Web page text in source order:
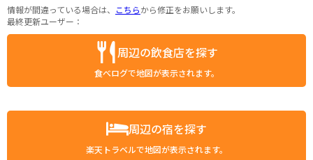
情報が間違っている場合は、 こちらから修正をお願いします。
最終更新ユーザー：
周辺の飲食店を探す
食べログで地図が表示されます。
周辺の宿を探す
楽天トラベルで地図が表示されます。